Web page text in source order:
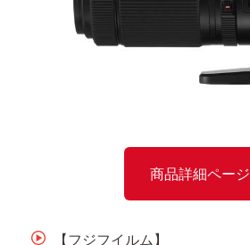
商品詳細ページ
【フジフイルム】